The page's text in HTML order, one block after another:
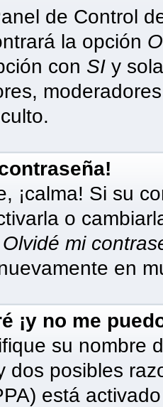
de Control
la opción
con SI y
¡calma! Si su
o
Olvidé mi
en
¡y no me
su nombre
dos posibles
está